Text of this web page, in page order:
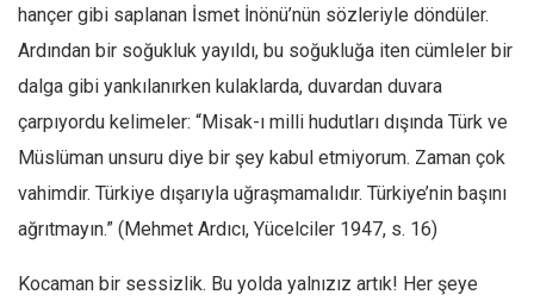
Hayat
Dünya
Avrupa
Asya
hançer gibi saplanan İsmet İnönü’nün sözleriyle döndüler.
Ardından bir soğukluk yayıldı, bu soğukluğa iten cümleler bir
dalga gibi yankılanırken kulaklarda, duvardan duvara
çarpıyordu kelimeler: “Misak-ı milli hudutları dışında Türk ve
Müslüman unsuru diye bir şey kabul etmiyorum. Zaman çok
vahimdir. Türkiye dışarıyla uğraşmamalıdır. Türkiye’nin başını
ağrıtmayın.” (Mehmet Ardıcı, Yücelciler 1947, s. 16)
Kocaman bir sessizlik. Bu yolda yalnızız artık! Her şeye